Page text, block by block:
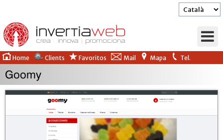
Home Clients Favoritos Mail Mapa Tel.
Empresa
Serveis Clients
Promoció
Goomy